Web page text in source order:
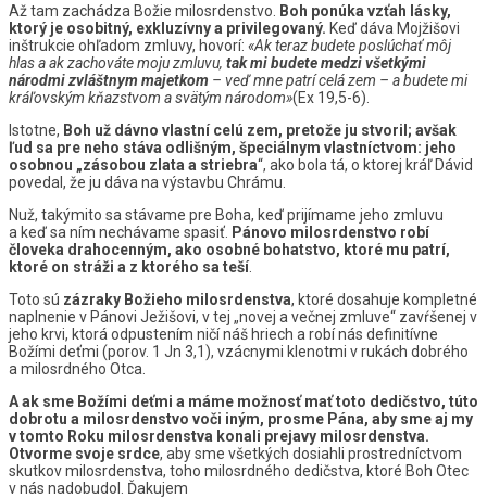
Až tam zachádza Božie milosrdenstvo. Boh ponúka vzťah lásky,
ktorý je osobitný, exkluzívny a privilegovaný. Keď dáva Mojžišovi
inštrukcie ohľadom zmluvy, hovorí: «Ak teraz budete poslúchať môj
hlas a ak zachováte moju zmluvu, tak mi budete medzi všetkými
národmi zvláštnym majetkom – veď mne patrí celá zem – a budete mi
kráľovským kňazstvom a svätým národom»(Ex 19,5-6).
Istotne, Boh už dávno vlastní celú zem, pretože ju stvoril; avšak
ľud sa pre neho stáva odlišným, špeciálnym vlastníctvom: jeho
osobnou „zásobou zlata a striebra“, ako bola tá, o ktorej kráľ Dávid
povedal, že ju dáva na výstavbu Chrámu.
Nuž, takýmito sa stávame pre Boha, keď prijímame jeho zmluvu
a keď sa ním nechávame spasiť. Pánovo milosrdenstvo robí
človeka drahocenným, ako osobné bohatstvo, ktoré mu patrí,
ktoré on stráži a z ktorého sa teší
Toto sú zázraky Božieho milosrdenstva, ktoré dosahuje kompletné
naplnenie v Pánovi Ježišovi, v tej „novej a večnej zmluve“ zavŕšenej v
jeho krvi, ktorá odpustením ničí náš hriech a robí nás definitívne
Božími deťmi (porov. 1 Jn 3,1), vzácnymi klenotmi v rukách dobrého
a milosrdného Otca.
A ak sme Božími deťmi a máme možnosť mať toto dedičstvo, túto
dobrotu a milosrdenstvo voči iným, prosme Pána, aby sme aj my
v tomto Roku milosrdenstva konali prejavy milosrdenstva.
Otvorme svoje srdce, aby sme všetkých dosiahli prostredníctvom
skutkov milosrdenstva, toho milosrdného dedičstva, ktoré Boh Otec
v nás nadobudol. Ďakujem